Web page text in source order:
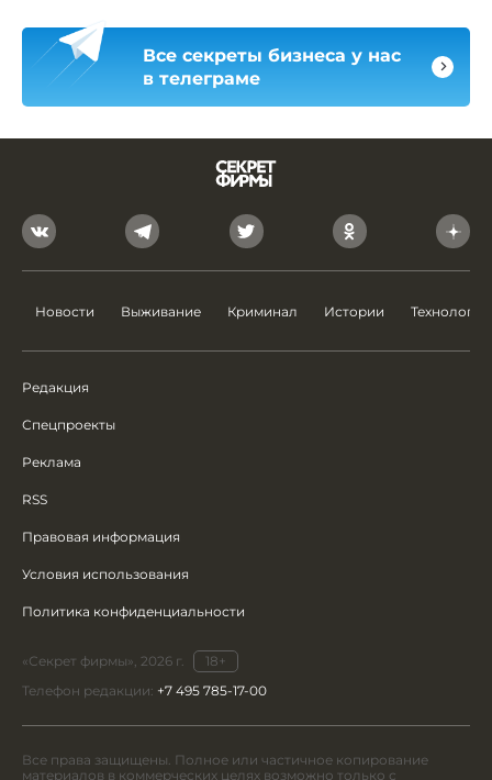
Все секреты бизнеса у нас
в телеграме
Новости Выживание Криминал Истории Технологии
Редакция
Спецпроекты
Реклама
RSS
Правовая информация
Условия использования
Политика конфиденциальности
«Секрет фирмы», 2026 г.
18+
Телефон редакции: +7 495 785-17-00
Все права защищены. Полное или частичное копирование
материалов в коммерческих целях возможно только с